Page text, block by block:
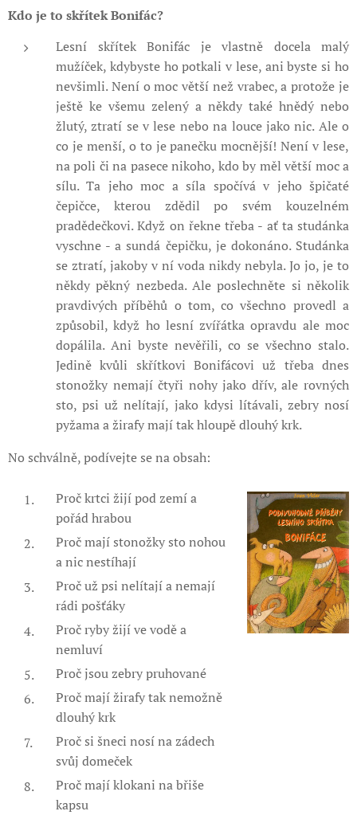
Kdo je to skřítek Bonifác?
Lesní skřítek Bonifác je vlastně docela malý
mužíček, kdybyste ho potkali v lese, ani byste si ho
nevšimli. Není o moc větší než vrabec, a protože je
ještě ke všemu zelený a někdy také hnědý nebo
žlutý, ztratí se v lese nebo na louce jako nic. Ale o
co je menší, o to je panečku mocnější! Není v lese,
na poli či na pasece nikoho, kdo by měl větší moc a
sílu. Ta jeho moc a síla spočívá v jeho špičaté
čepičce, kterou zdědil po svém kouzelném
pradědečkovi. Když on řekne třeba - ať ta studánka
vyschne - a sundá čepičku, je dokonáno. Studánka
se ztratí, jakoby v ní voda nikdy nebyla. Jo jo, je to
někdy pěkný nezbeda. Ale poslechněte si několik
pravdivých příběhů o tom, co všechno provedl a
způsobil, když ho lesní zvířátka opravdu ale moc
dopálila. Ani byste nevěřili, co se všechno stalo.
Jedině kvůli skřítkovi Bonifácovi už třeba dnes
stonožky nemají čtyři nohy jako dřív, ale rovných
sto, psi už nelítají, jako kdysi lítávali, zebry nosí
pyžama a žirafy mají tak hloupě dlouhý krk.
No schválně, podívejte se na obsah:
Proč krtci žijí pod zemí a
pořád hrabou
Proč mají stonožky sto nohou
a nic nestíhají
Proč už psi nelítají a nemají
rádi pošťáky
Proč ryby žijí ve vodě a
nemluví
Proč jsou zebry pruhované
Proč mají žirafy tak nemožně
dlouhý krk
Proč si šneci nosí na zádech
svůj domeček
Proč mají klokani na břiše
kapsu